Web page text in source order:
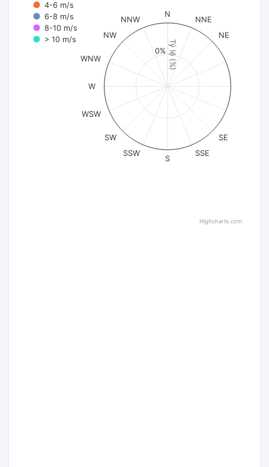
Tỷ lệ (%)
4-6 m/s
6-8 m/s
8-10 m/s
> 10 m/s
N
NNE
NE
SE
SSE
S
SSW
SW
WSW
W
WNW
NW
NNW
0%
Highcharts.com